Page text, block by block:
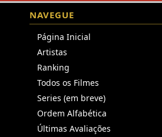
NAVEGUE
Página Inicial
Artistas
Ranking
Todos os Filmes
Series (em breve)
Ordem Alfabética
Últimas Avaliações